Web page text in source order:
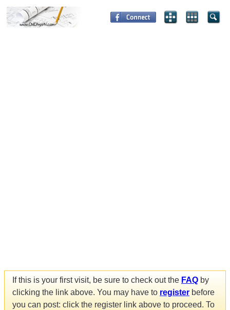
If this is your first visit, be sure to check out the FAQ by
clicking the link above. You may have to register before
you can post: click the register link above to proceed. To